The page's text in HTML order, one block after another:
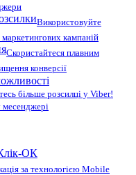
Використовуйте
маркетингових кампаній
Скористайтеся плавним
конверсії
більше розсилці у Viber!
месенджері
ОК
за технологією Mobile